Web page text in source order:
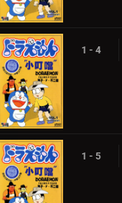
1 - 4
1 - 5